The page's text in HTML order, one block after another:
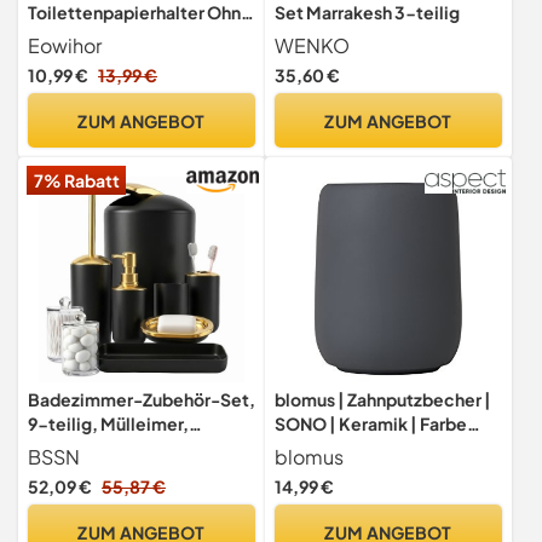
Toilettenpapierhalter Ohne
Bohren, Selbstklebend
Toilettenpapierrollenhalter
Edelstahl Klopapierhalter
Klorollenhalter für Küche
Eowihor
10,99 € 13,99 €
ZUM ANGEBOT
Set Marrakesh 3-teilig
WENKO
35,60 €
ZUM ANGEBOT
7% Rabatt
Badezimmer-Zubehör-Set,
9-teilig, Mülleimer,
Seifenspender und Schale,
WC-Bürste,
Zahnbürstenhalter, Becher,
BSSN
52,09 € 55,87 €
ZUM ANGEBOT
blomus | Zahnputzbecher |
SONO | Keramik | Farbe
Magnet | 11 x 8,5 x 8,5 cm,
Grau/Crew Fleece
blomus
14,99 €
ZUM ANGEBOT